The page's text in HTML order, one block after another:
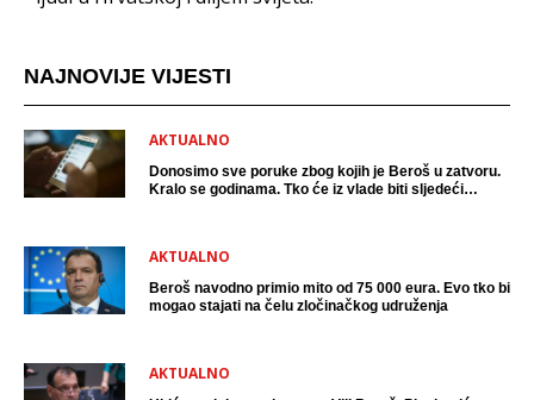
NAJNOVIJE VIJESTI
AKTUALNO
Donosimo sve poruke zbog kojih je Beroš u zatvoru.
Kralo se godinama. Tko će iz vlade biti sljedeći
AKTUALNO
Beroš navodno primio mito od 75 000 eura. Evo tko bi
mogao stajati na čelu zločinačkog udruženja
AKTUALNO